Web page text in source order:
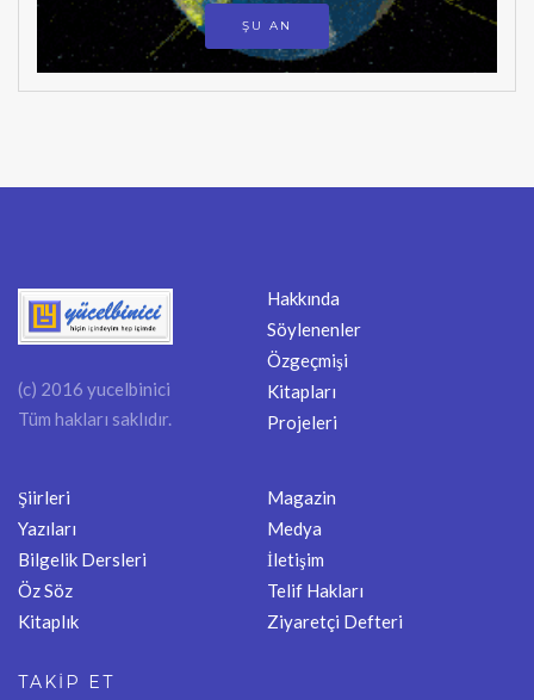
ŞU AN
(c) 2016 yucelbinici
Tüm hakları saklıdır.
Hakkında
Söylenenler
Özgeçmişi
Kitapları
Projeleri
Şiirleri
Yazıları
Bilgelik Dersleri
Öz Söz
Kitaplık
Magazin
Medya
İletişim
Telif Hakları
Ziyaretçi Defteri
TAKİP ET